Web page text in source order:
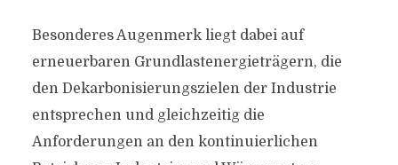
Besonderes Augenmerk liegt dabei auf
erneuerbaren Grundlastenergieträgern, die
den Dekarbonisierungszielen der Industrie
entsprechen und gleichzeitig die
Anforderungen an den kontinuierlichen